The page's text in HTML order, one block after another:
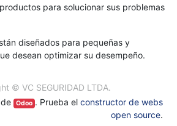
para solucionar sus problemas
diseñados para pequeñas y
desean optimizar su desempeño.
© VC SEGURIDAD LTDA.
Odoo . Prueba el constructor de webs
open source.